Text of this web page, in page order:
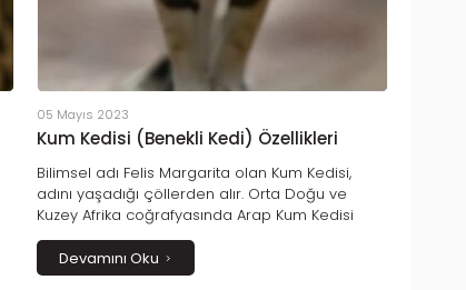
05 Mayıs 2023
Kum Kedisi (Benekli Kedi) Özellikleri
Bilimsel adı Felis Margarita olan Kum Kedisi,
adını yaşadığı çöllerden alır. Orta Doğu ve
Kuzey Afrika coğrafyasında Arap Kum Kedisi
olarak da anılan bu canlılar çöl yaşamına
adapte olmuş vahşi kedilerdir. Orta Asya
çöllerinde de türlerine rastlanılan Kum Kedileri,
Devamını Oku